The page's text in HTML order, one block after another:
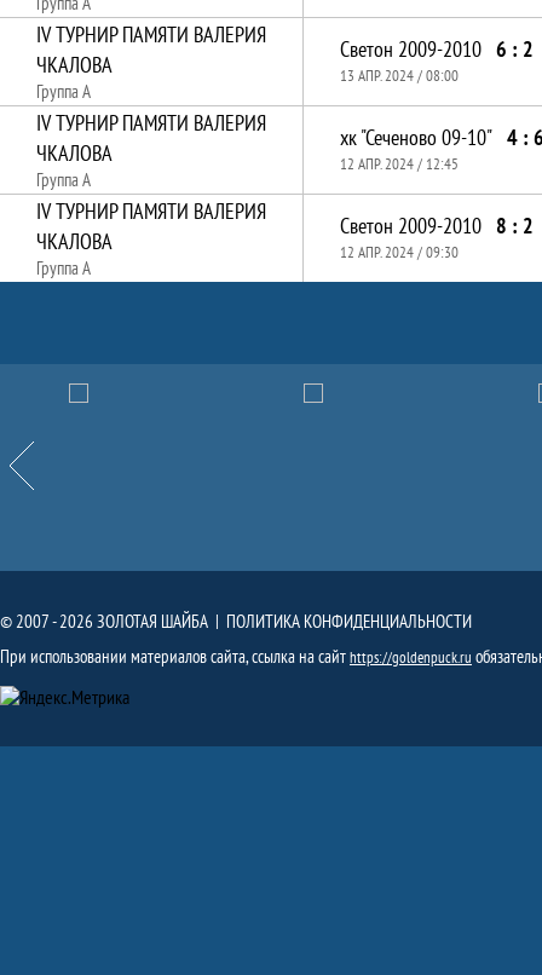
IV ТУРНИР ПАМЯТИ ВАЛЕРИЯ
ЧКАЛОВА
Группа А
Светон 2009-2010 6 : 2
13 АПР. 2024 / 08:00
IV ТУРНИР ПАМЯТИ ВАЛЕРИЯ
ЧКАЛОВА
Группа А
хк "Сеченово 09-10" 4 :
12 АПР. 2024 / 12:45
IV ТУРНИР ПАМЯТИ ВАЛЕРИЯ
ЧКАЛОВА
Группа А
Светон 2009-2010 8 : 2
12 АПР. 2024 / 09:30
Назад
Партнёры
© 2007 - 2026 ЗОЛОТАЯ ШАЙБА | ПОЛИТИКА КОНФИДЕНЦИАЛЬНОСТИ
При использовании материалов сайта, ссылка на сайтhttps://goldenpuck.ru